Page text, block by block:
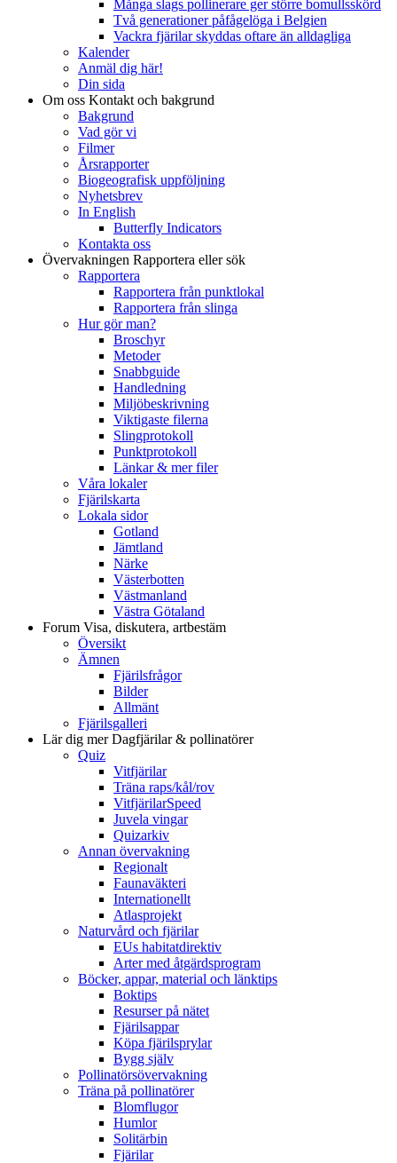
Många slags pollinerare ger större bomullsskörd
Två generationer påfågelöga i Belgien
Vackra fjärilar skyddas oftare än alldagliga
Kalender
Anmäl dig här!
Din sida
Om oss Kontakt och bakgrund
Bakgrund
Vad gör vi
Filmer
Årsrapporter
Biogeografisk uppföljning
Nyhetsbrev
In English
Butterfly Indicators
Kontakta oss
Övervakningen Rapportera eller sök
Rapportera
Rapportera från punktlokal
Rapportera från slinga
Hur gör man?
Broschyr
Metoder
Snabbguide
Handledning
Miljöbeskrivning
Viktigaste filerna
Slingprotokoll
Punktprotokoll
Länkar & mer filer
Våra lokaler
Fjärilskarta
Lokala sidor
Gotland
Jämtland
Närke
Västerbotten
Västmanland
Västra Götaland
Forum Visa, diskutera, artbestäm
Översikt
Ämnen
Fjärilsfrågor
Bilder
Allmänt
Fjärilsgalleri
Lär dig merDagfjärilar & pollinatörer
Quiz
Vitfjärilar
Träna raps/kål/rov
VitfjärilarSpeed
Juvela vingar
Quizarkiv
Annan övervakning
Regionalt
Faunaväkteri
Internationellt
Atlasprojekt
Naturvård och fjärilar
EUs habitatdirektiv
Arter med åtgärdsprogram
Böcker, appar, material och länktips
Boktips
Resurser på nätet
Fjärilsappar
Köpa fjärilsprylar
Bygg själv
Pollinatörsövervakning
Träna på pollinatörer
Blomflugor
Humlor
Solitärbin
Fjärilar